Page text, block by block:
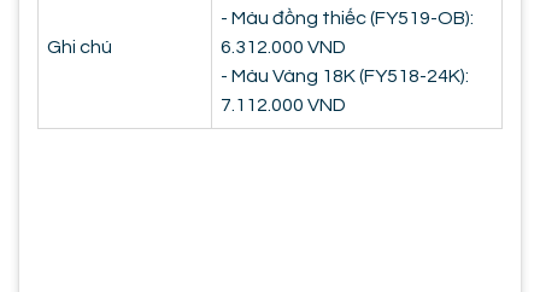
Ghi chú
- Màu đồng thiếc (FY519-OB):
6.312.000 VND
- Màu Vàng 18K (FY518-24K):
7.112.000 VND